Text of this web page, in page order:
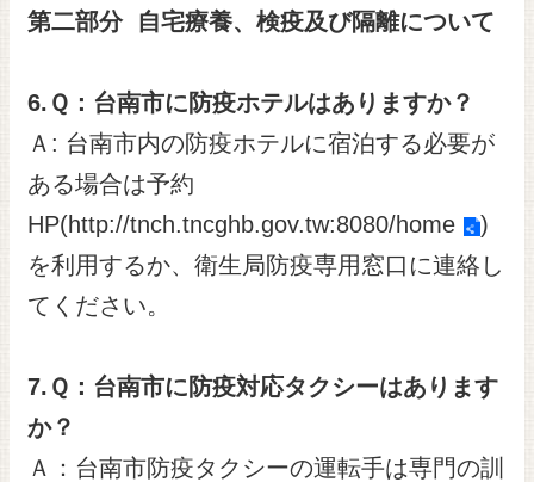
第二部分 自宅療養、検疫及び隔離について
6. Ｑ：台南市に防疫ホテルはありますか？
Ａ: 台南市内の防疫ホテルに宿泊する必要が
ある場合は予約
HP(http://tnch.tncghb.gov.tw:8080/home
)
を利用するか、衛生局防疫専用窓口に連絡し
てください。
7. Ｑ：台南市に防疫対応タクシーはあります
か？
Ａ：台南市防疫タクシーの運転手は専門の訓